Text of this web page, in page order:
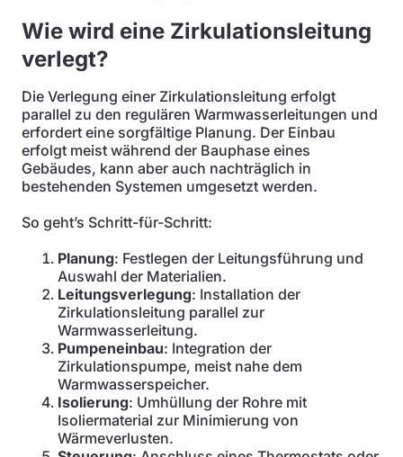
Wie wird eine Zirkulationsleitung
verlegt?
Die Verlegung einer Zirkulationsleitung erfolgt
parallel zu den regulären Warmwasserleitungen und
erfordert eine sorgfältige Planung. Der Einbau
erfolgt meist während der Bauphase eines
Gebäudes, kann aber auch nachträglich in
bestehenden Systemen umgesetzt werden.
So geht’s Schritt-für-Schritt:
Planung: Festlegen der Leitungsführung und
Auswahl der Materialien.
Leitungsverlegung: Installation der
Zirkulationsleitung parallel zur
Warmwasserleitung.
Pumpeneinbau: Integration der
Zirkulationspumpe, meist nahe dem
Warmwasserspeicher.
Isolierung: Umhüllung der Rohre mit
Isoliermaterial zur Minimierung von
Wärmeverlusten.